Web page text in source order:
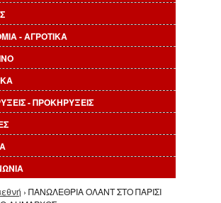
- ΑΓΡΟΤΙΚΑ
- ΠΡΟΚΗΡΥΞΕΙΣ
› ΠΑΝΩΛΕΘΡΙΑ ΟΛΑΝΤ ΣΤΟ ΠΑΡΙΣΙ